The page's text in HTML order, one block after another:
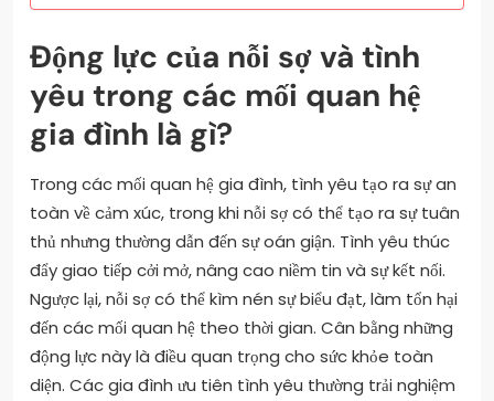
Động lực của nỗi sợ và tình
yêu trong các mối quan hệ
gia đình là gì?
Trong các mối quan hệ gia đình, tình yêu tạo ra sự an
toàn về cảm xúc, trong khi nỗi sợ có thể tạo ra sự tuân
thủ nhưng thường dẫn đến sự oán giận. Tình yêu thúc
đẩy giao tiếp cởi mở, nâng cao niềm tin và sự kết nối.
Ngược lại, nỗi sợ có thể kìm nén sự biểu đạt, làm tổn hại
đến các mối quan hệ theo thời gian. Cân bằng những
động lực này là điều quan trọng cho sức khỏe toàn
diện. Các gia đình ưu tiên tình yêu thường trải nghiệm